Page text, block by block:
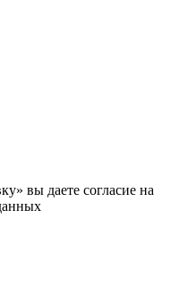
вы даете согласие на